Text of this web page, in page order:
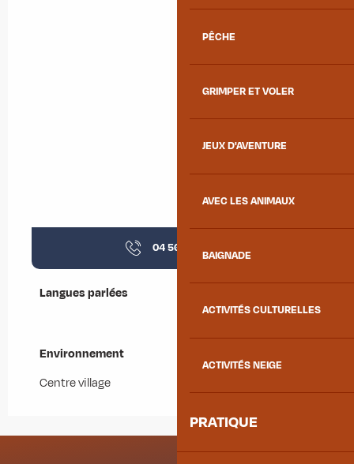
PÊCHE
GRIMPER ET VOLER
JEUX D'AVENTURE
AVEC LES ANIMAUX
BAIGNADE
ACTIVITÉS CULTURELLES
ACTIVITÉS NEIGE
PRATIQUE
04 56 96 36
Langues parlées
Langues parlées
Environnement
Environnement
Centre village